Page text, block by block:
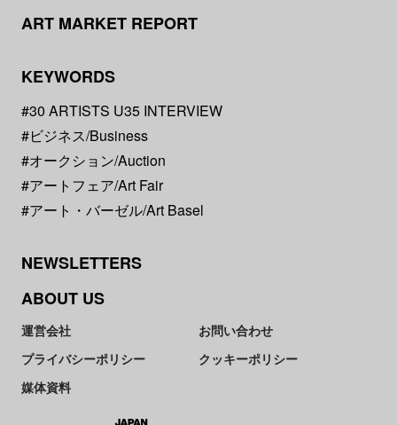
ART MARKET REPORT
KEYWORDS
#30 ARTISTS U35 INTERVIEW
#ビジネス/Business
#オークション/Auction
#アートフェア/Art Fair
#アート・バーゼル/Art Basel
NEWSLETTERS
ABOUT US
運営会社
お問い合わせ
プライバシーポリシー
クッキーポリシー
媒体資料